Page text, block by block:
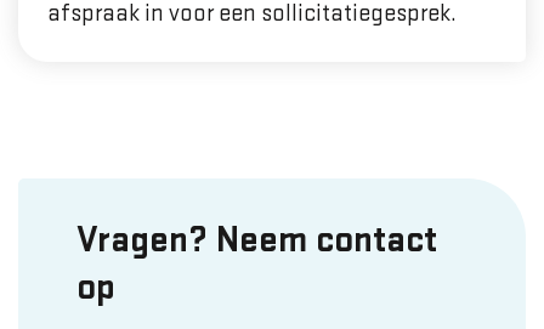
afspraak in voor een sollicitatiegesprek.
Vragen? Neem contact
op